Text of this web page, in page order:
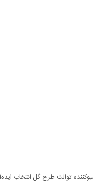
توالت طرح گل انتخاب